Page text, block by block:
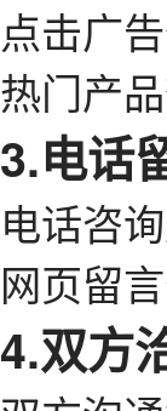
点击广
热门产
3.电话
电话咨
网页留
4.双方